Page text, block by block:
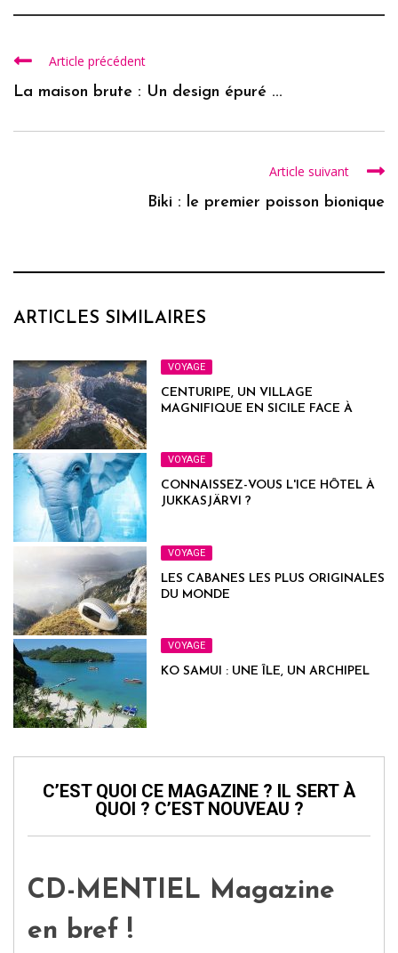
Article précédent
La maison brute : Un design épuré ...
Article suivant
Biki : le premier poisson bionique
ARTICLES SIMILAIRES
VOYAGE
CENTURIPE, UN VILLAGE
MAGNIFIQUE EN SICILE FACE À
VOYAGE
CONNAISSEZ-VOUS L'ICE HÔTEL À
JUKKASJÄRVI ?
VOYAGE
LES CABANES LES PLUS ORIGINALES
DU MONDE
VOYAGE
KO SAMUI : UNE ÎLE, UN ARCHIPEL
C’EST QUOI CE MAGAZINE ? IL SERT À
QUOI ? C’EST NOUVEAU ?
CD-MENTIEL Magazine
en bref !